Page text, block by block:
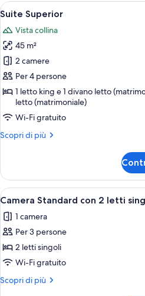
Apri
tutte
le
foto
per
Suite
Superior
12
Suite Superior
Vista collina
45 m²
2 camere
Per 4 persone
1 letto king e 1 divano letto
letto (matrimoniale)
Wi-Fi gratuito
Scopri di più
Altri
Superior
Apri
tutte
le
foto
per
Camera
Standard
con
6
Camera Standard con 2 letti
1 camera
Per 3 persone
2 letti singoli
Wi-Fi gratuito
Scopri di più
Altri